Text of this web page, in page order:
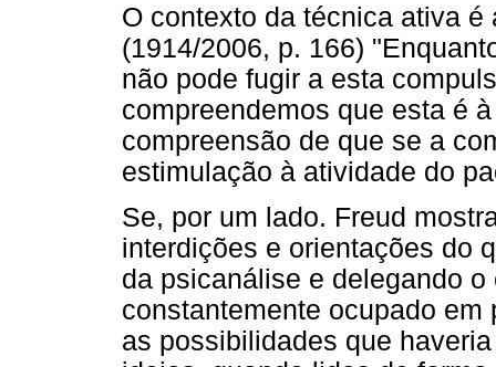
O contexto da técnica ativa
(1914/2006, p. 166)
não pode fugir a esta
compreendemos que esta é
compreensão de que se a
estimulação à atividade do
Se, por um lado. Freud
interdições e orientações do
da psicanálise e delegando
constantemente ocupado
as possibilidades que